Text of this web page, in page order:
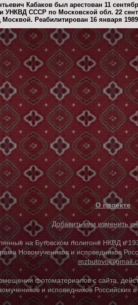
Кабаков был арестован 11
УНКВД СССР по Московской обл. 22
Реабилитирован 16 января 1989
О проекте
Добавить или изменить
на Бутовском полигоне НКВД в
Новомучеников и исповедников
фотоматериалов с сайта,
и исповедников Российских